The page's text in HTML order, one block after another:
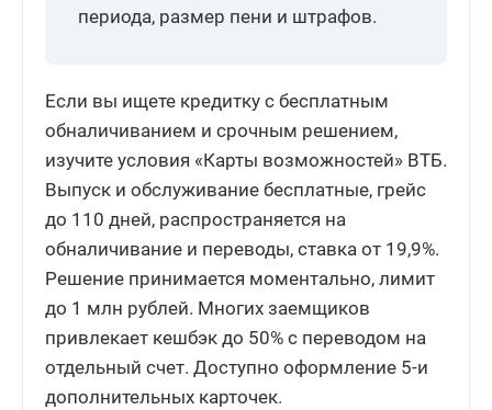
периода, размер пени и штрафов.
Если вы ищете кредитку с бесплатным
обналичиванием и срочным решением,
изучите условия «Карты возможностей» ВТБ.
Выпуск и обслуживание бесплатные, грейс
до 110 дней, распространяется на
обналичивание и переводы, ставка от 19,9%.
Решение принимается моментально, лимит
до 1 млн рублей. Многих заемщиков
привлекает кешбэк до 50% с переводом на
отдельный счет. Доступно оформление 5-и
дополнительных карточек.